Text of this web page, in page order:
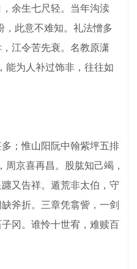
余生七尺轻。当年沟渎
，此意不难知。礼法憎多
江令苦先衰。名教原潇
能为人补过饰非，往往如
；惟山阳阮中翰紫坪五排
周京喜再昌。股肱知己竭，
又告祥。遁荒非太伯，守
斧折。三章凭翕訾，一剑
冈。谁怜十世宥，难赎百